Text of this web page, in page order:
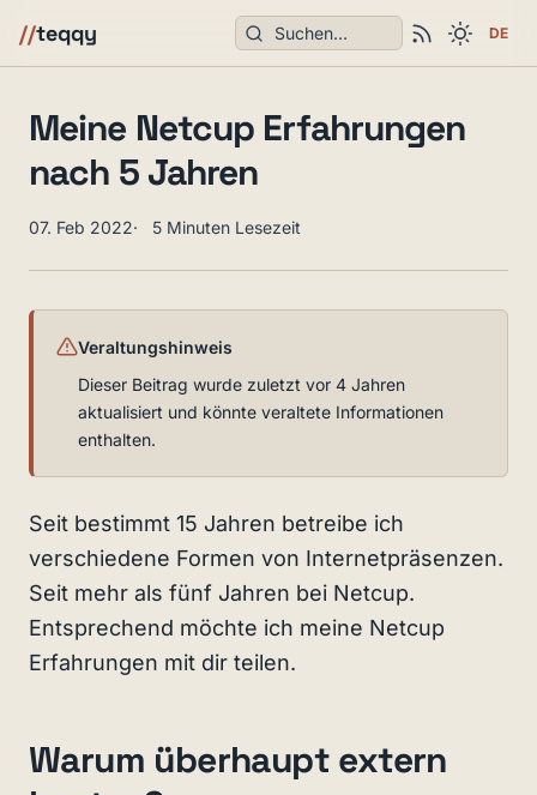
//teqqy Suchen DE
Meine Netcup Erfahrungen
nach 5 Jahren
07. Feb 2022 5 Minuten Lesezeit
Veraltungshinweis
Dieser Beitrag wurde zuletzt vor 4 Jahren
aktualisiert und könnte veraltete Informationen
enthalten.
Seit bestimmt 15 Jahren betreibe ich
verschiedene Formen von Internetpräsenzen.
Seit mehr als fünf Jahren bei Netcup.
Entsprechend möchte ich meine Netcup
Erfahrungen mit dir teilen.
Warum überhaupt extern